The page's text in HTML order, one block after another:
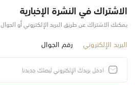
الاشتراك في النشرة الإخبارية
يمكنك الاشتراك عن طريق البريد الإلكتروني أو الجوال
البريد الإلكتروني رقم الجوال